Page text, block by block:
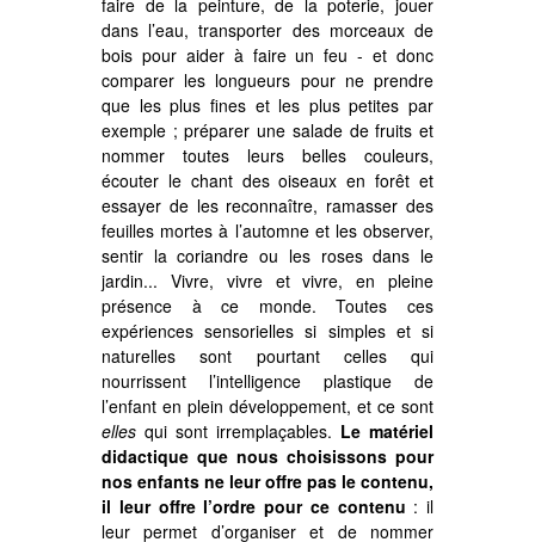
dans l’eau, transporter des morceaux de
bois pour aider à faire un feu - et donc
comparer les longueurs pour ne prendre
que les plus fines et les plus petites par
exemple ; préparer une salade de fruits et
nommer toutes leurs belles couleurs,
écouter le chant des oiseaux en forêt et
essayer de les reconnaître, ramasser des
feuilles mortes à l’automne et les observer,
sentir la coriandre ou les roses dans le
jardin... Vivre, vivre et vivre, en pleine
présence à ce monde. Toutes ces
expériences sensorielles si simples et si
naturelles sont pourtant celles qui
nourrissent l’intelligence plastique de
l’enfant en plein développement, et ce sont
elles qui sont irremplaçables. Le matériel
didactique que nous choisissons pour
nos enfants ne leur offre pas le contenu,
il leur offre l’ordre pour ce contenu : il
leur permet d’organiser et de nommer